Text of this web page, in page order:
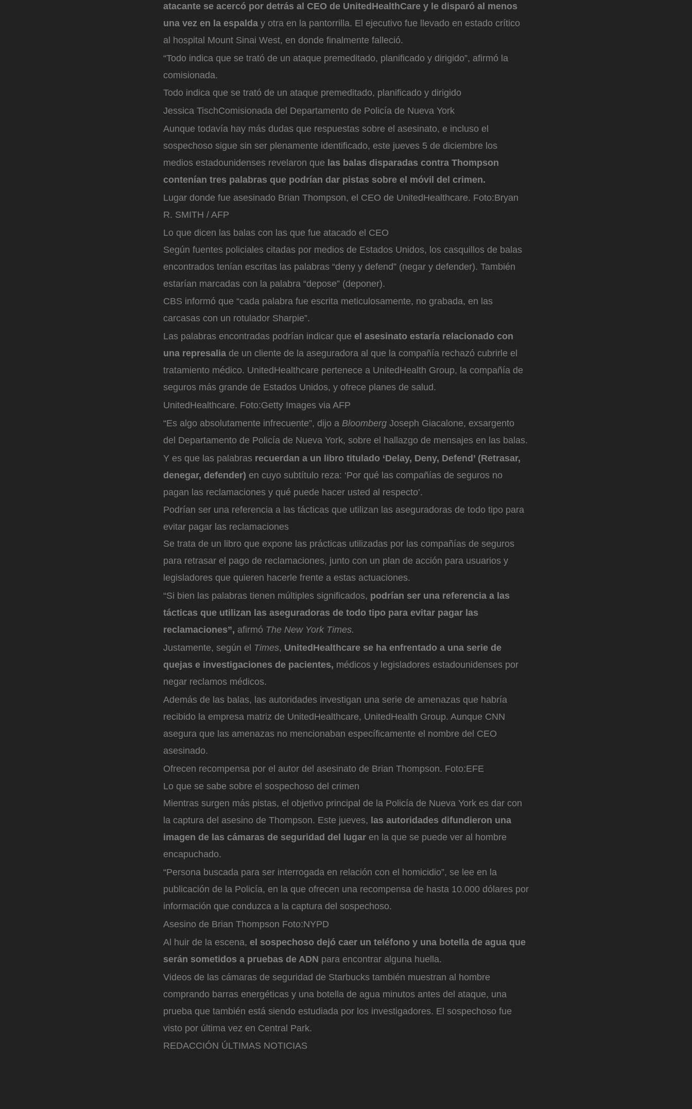
atacante se acercó por detrás al CEO de UnitedHealthCare y le disparó al menos
una vez en la espalda y otra en la pantorrilla. El ejecutivo fue llevado en estado crítico
al hospital Mount Sinai West, en donde finalmente falleció.
“Todo indica que se trató de un ataque premeditado, planificado y dirigido”, afirmó la
comisionada.
Todo indica que se trató de un ataque premeditado, planificado y dirigido
Jessica TischComisionada del Departamento de Policía de Nueva York
Aunque todavía hay más dudas que respuestas sobre el asesinato, e incluso el
sospechoso sigue sin ser plenamente identificado, este jueves 5 de diciembre los
medios estadounidenses revelaron que las balas disparadas contra Thompson
contenían tres palabras que podrían dar pistas sobre el móvil del crimen.
Lugar donde fue asesinado Brian Thompson, el CEO de UnitedHealthcare. Foto:Bryan
R. SMITH / AFP
Lo que dicen las balas con las que fue atacado el CEO
Según fuentes policiales citadas por medios de Estados Unidos, los casquillos de balas
encontrados tenían escritas las palabras “deny y defend” (negar y defender). También
estarían marcadas con la palabra “depose” (deponer).
CBS informó que “cada palabra fue escrita meticulosamente, no grabada, en las
carcasas con un rotulador Sharpie”.
Las palabras encontradas podrían indicar que el asesinato estaría relacionado con
una represalia de un cliente de la aseguradora al que la compañía rechazó cubrirle el
tratamiento médico. UnitedHealthcare pertenece a UnitedHealth Group, la compañía de
seguros más grande de Estados Unidos, y ofrece planes de salud.
UnitedHealthcare. Foto:Getty Images via AFP
“Es algo absolutamente infrecuente”, dijo a Bloomberg Joseph Giacalone, exsargento
del Departamento de Policía de Nueva York, sobre el hallazgo de mensajes en las balas.
Y es que las palabras recuerdan a un libro titulado ‘Delay, Deny, Defend’ (Retrasar,
denegar, defender) en cuyo subtítulo reza: ‘Por qué las compañías de seguros no
pagan las reclamaciones y qué puede hacer usted al respecto’.
Podrían ser una referencia a las tácticas que utilizan las aseguradoras de todo tipo para
evitar pagar las reclamaciones
Se trata de un libro que expone las prácticas utilizadas por las compañías de seguros
para retrasar el pago de reclamaciones, junto con un plan de acción para usuarios y
legisladores que quieren hacerle frente a estas actuaciones.
“Si bien las palabras tienen múltiples significados, podrían ser una referencia a las
tácticas que utilizan las aseguradoras de todo tipo para evitar pagar las
reclamaciones”, afirmó The New York Times.
Justamente, según el Times, UnitedHealthcare se ha enfrentado a una serie de
quejas e investigaciones de pacientes, médicos y legisladores estadounidenses por
negar reclamos médicos.
Además de las balas, las autoridades investigan una serie de amenazas que habría
recibido la empresa matriz de UnitedHealthcare, UnitedHealth Group. Aunque CNN
asegura que las amenazas no mencionaban específicamente el nombre del CEO
asesinado.
Ofrecen recompensa por el autor del asesinato de Brian Thompson. Foto:EFE
Lo que se sabe sobre el sospechoso del crimen
Mientras surgen más pistas, el objetivo principal de la Policía de Nueva York es dar con
la captura del asesino de Thompson. Este jueves, las autoridades difundieron una
imagen de las cámaras de seguridad del lugar en la que se puede ver al hombre
encapuchado.
“Persona buscada para ser interrogada en relación con el homicidio”, se lee en la
publicación de la Policía, en la que ofrecen una recompensa de hasta 10.000 dólares por
información que conduzca a la captura del sospechoso.
Asesino de Brian Thompson Foto:NYPD
Al huir de la escena, el sospechoso dejó caer un teléfono y una botella de agua que
serán sometidos a pruebas de ADN para encontrar alguna huella.
Videos de las cámaras de seguridad de Starbucks también muestran al hombre
comprando barras energéticas y una botella de agua minutos antes del ataque, una
prueba que también está siendo estudiada por los investigadores. El sospechoso fue
visto por última vez en Central Park.
REDACCIÓN ÚLTIMAS NOTICIAS